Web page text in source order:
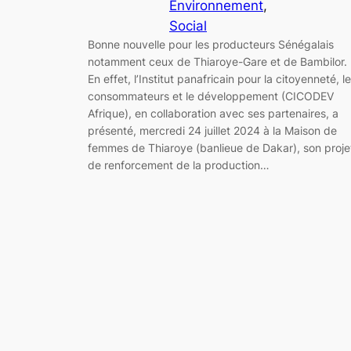
Environnement
Social
Bonne nouvelle pour les producteurs Sénégalais
notamment ceux de Thiaroye-Gare et de Bambilor.
En effet, l’Institut panafricain pour la citoyenneté,
consommateurs et le développement (CICODEV
Afrique), en collaboration avec ses partenaires, a
présenté, mercredi 24 juillet 2024 à la Maison de
femmes de Thiaroye (banlieue de Dakar), son
de renforcement de la production…